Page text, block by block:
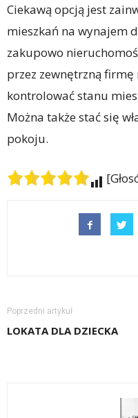
Ciekawą opcją jest
mieszkań na wynajem
zakupowo
przez zewnętrzną
kontrolować stanu
Można także stać się
pokoju.
Poprzedni artykuł
LOKATA DLA DZIECKA